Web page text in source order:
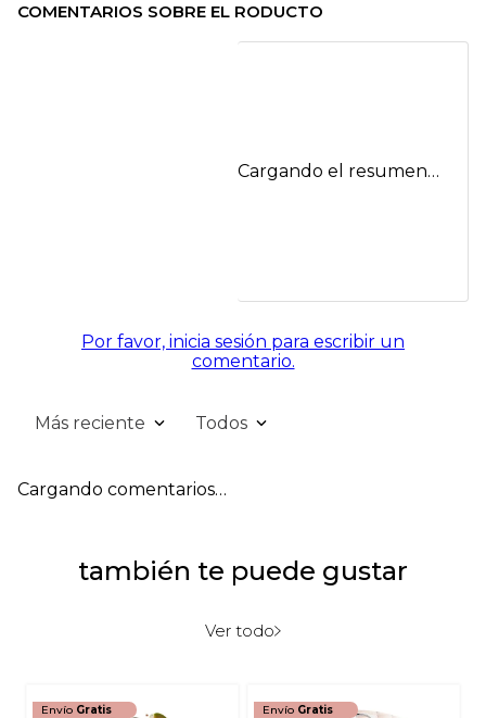
COMENTARIOS SOBRE EL RODUCTO
Cargando el resumen…
Por favor, inicia sesión para escribir un
comentario.
Más reciente Todos
Cargando comentarios…
también te puede gustar
Ver todo
Envío Gratis Envío Gratis